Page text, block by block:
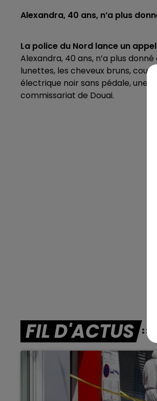
7h00 - 10h00
Alexandra, 40 ans, n’a plus
La police du Nord lance un
Alexandra, 40 ans, n’a plus
lunettes, les cheveux bruns,
électrique noir sans pédale, une
commissariat de Douai.
FIL D'ACTUS